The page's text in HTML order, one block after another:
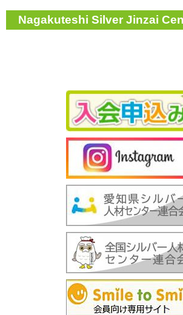
Nagakuteshi Silver Jinzai